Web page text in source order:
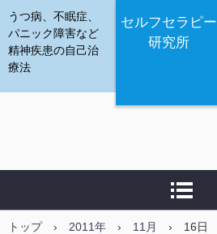
セルフセラピー
研究所
うつ病、不眠症、
パニック障害など
精神疾患の自己治
療法
トップ › 2011年 › 11月 › 16日